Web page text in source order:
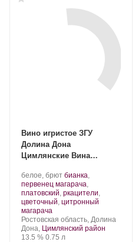
Вино игристое ЗГУ
Долина Дона
Цимлянские Вина
Производитель:
Цимлянские
Вина.
белое, брют .
Сорт
винограда:
бианка,
первенец магарача,
платовский, ркацители,
цветочный, цитронный
магарача
Регион:
Ростовская область, Долина
Дона, Цимлянский район
Крепость
13.5 %. Объем
0.75 л